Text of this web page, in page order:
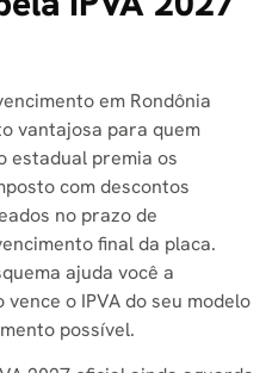
em Rondônia
vantajosa para quem
estadual premia os
com descontos
no prazo de
final da placa.
ajuda você a
o IPVA do seu modelo
possível.